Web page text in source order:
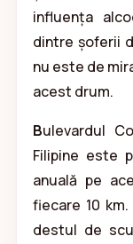
influența
dintre șoferii
nu este de
acest drum.
Bulevardul
Filipine este
anuală pe
fiecare 10
destul de